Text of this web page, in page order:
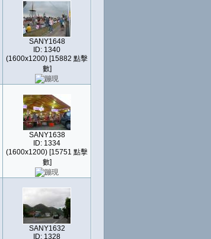
SANY1648
ID: 1340
(1600x1200) [15882 點擊
數]
SANY1638
ID: 1334
(1600x1200) [15751 點擊
數]
SANY1632
ID: 1328